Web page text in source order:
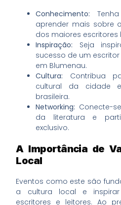
Conhecimento:
aprender mais sobre
dos maiores escritores
Inspiração: Seja
sucesso de um
em Blumenau.
Cultura: Contribua
cultural da cidade
brasileira.
Networking: Conecte-
da literatura e
exclusivo.
A Importância de
Local
Eventos como este são
a cultura local e
escritores e leitores. Ao